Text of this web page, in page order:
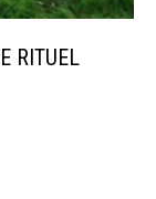
RITUEL